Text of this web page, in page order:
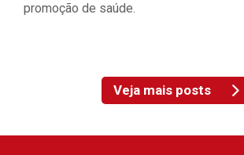
promoção de saúde.
Veja mais posts